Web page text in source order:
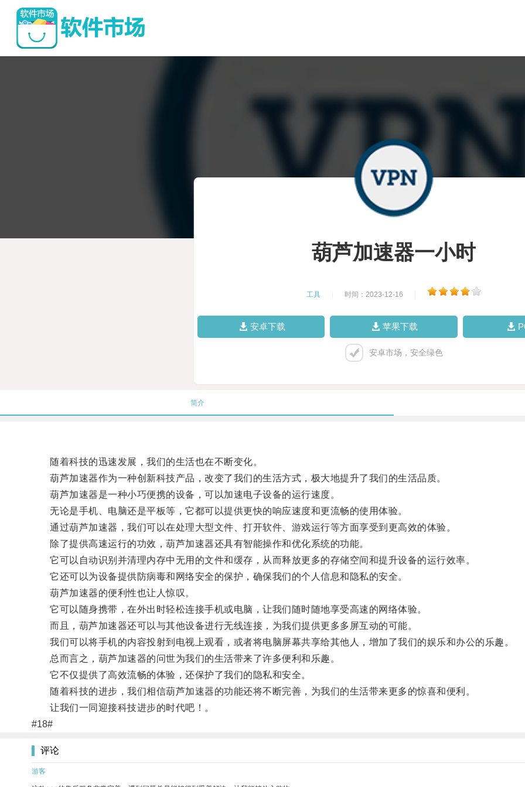
葫芦加速器一小时
工具 时间：2023-12-16
安卓下载 苹果下载
安卓市场，安全绿色
简介
随着科技的迅速发展，我们的生活也在不断变化。
葫芦加速器作为一种创新科技产品，改变了我们的生活方式，极大地提升了我们的生活品质。
葫芦加速器是一种小巧便携的设备，可以加速电子设备的运行速度。
无论是手机、电脑还是平板等，它都可以提供更快的响应速度和更流畅的使用体验。
通过葫芦加速器，我们可以在处理大型文件、打开软件、游戏运行等方面享受到更高效的体验。
除了提供高速运行的功效，葫芦加速器还具有智能操作和优化系统的功能。
它可以自动识别并清理内存中无用的文件和缓存，从而释放更多的存储空间和提升设备的运行效率。
它还可以为设备提供防病毒和网络安全的保护，确保我们的个人信息和隐私的安全。
葫芦加速器的便利性也让人惊叹。
它可以随身携带，在外出时轻松连接手机或电脑，让我们随时随地享受高速的网络体验。
而且，葫芦加速器还可以与其他设备进行无线连接，为我们提供更多多屏互动的可能。
我们可以将手机的内容投射到电视上观看，或者将电脑屏幕共享给其他人，增加了我们的娱乐和办公的乐趣。
总而言之，葫芦加速器的问世为我们的生活带来了许多便利和乐趣。
它不仅提供了高效流畅的体验，还保护了我们的隐私和安全。
随着科技的进步，我们相信葫芦加速器的功能还将不断完善，为我们的生活带来更多的惊喜和便利。
让我们一同迎接科技进步的时代吧！。
#18#
评论
游客